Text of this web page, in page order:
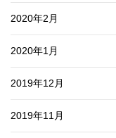
2020年2月
2020年1月
2019年12月
2019年11月